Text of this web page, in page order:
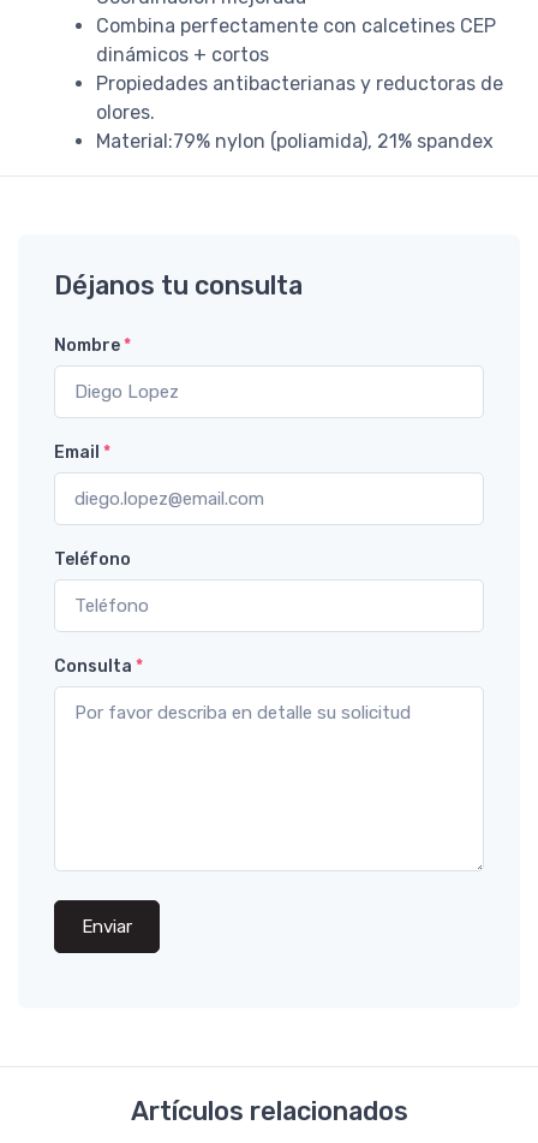
Combina perfectamente con calcetines CEP
dinámicos + cortos
Propiedades antibacterianas y reductoras de
olores.
Material:79% nylon (poliamida), 21% spandex
Déjanos tu consulta
Nombre*
Email *
Teléfono
Consulta *
Enviar
Artículos relacionados